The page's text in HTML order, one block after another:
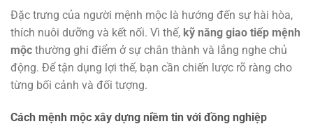
Đặc trưng của người mệnh mộc là hướng đến sự hài hòa,
thích nuôi dưỡng và kết nối. Vì thế, kỹ năng giao tiếp mệnh
mộc thường ghi điểm ở sự chân thành và lắng nghe chủ
động. Để tận dụng lợi thế, bạn cần chiến lược rõ ràng cho
từng bối cảnh và đối tượng.
Cách mệnh mộc xây dựng niềm tin với đồng nghiệp